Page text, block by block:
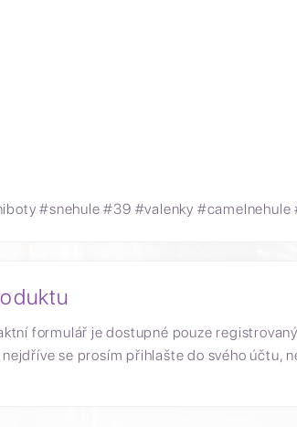
#snehule #39 #valenky
formulář je dostupné pouze
se prosím přihlašte do svého účtu,